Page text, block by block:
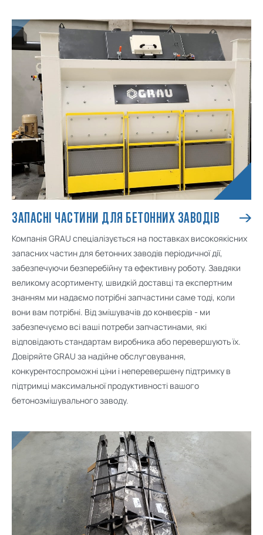
ЗАПАСНІ ЧАСТИНИ ДЛЯ БЕТОННИХ ЗАВОДІВ
Компанія GRAU спеціалізується на поставках високоякісних
запасних частин для бетонних заводів періодичної дії,
забезпечуючи безперебійну та ефективну роботу. Завдяки
великому асортименту, швидкій доставці та експертним
знанням ми надаємо потрібні запчастини саме тоді, коли
вони вам потрібні. Від змішувачів до конвеєрів - ми
забезпечуємо всі ваші потреби запчастинами, які
відповідають стандартам виробника або перевершують їх.
Довіряйте GRAU за надійне обслуговування,
конкурентоспроможні ціни і неперевершену підтримку в
підтримці максимальної продуктивності вашого
бетонозмішувального заводу.